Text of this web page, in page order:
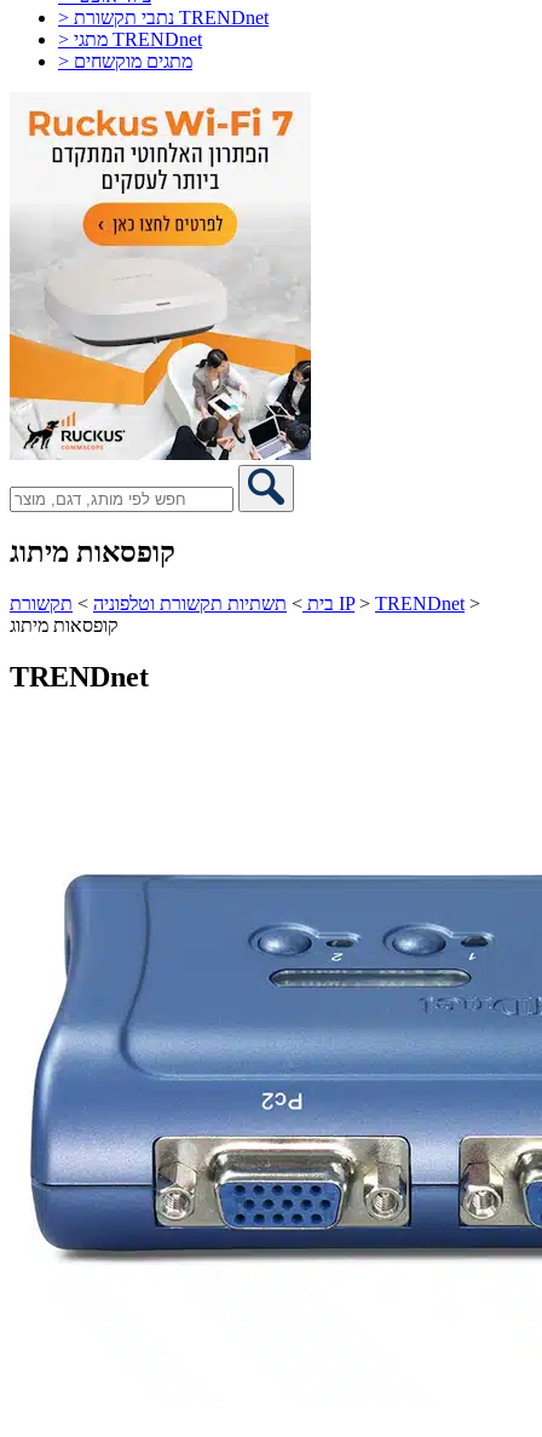
> נתבי תקשורת TRENDnet
> מתגי TRENDnet
> מתגים מוקשחים
קופסאות מיתוג
בית > תשתיות תקשורת וטלפוניה > תקשורת IP> TRENDnet >
קופסאות מיתוג
TRENDnet